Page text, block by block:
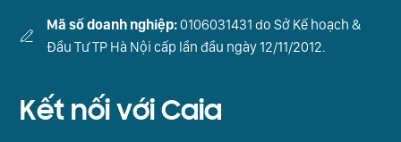
Mã số doanh nghiệp:0106031431 do Sở Kế hoạch &
Đầu Tư TP Hà Nội cấp lần đầu ngày 12/11/2012.
Kết nối với Caia